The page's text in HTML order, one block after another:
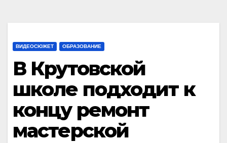
ВИДЕОСЮЖЕТ ОБРАЗОВАНИЕ
В Крутовской
школе подходит к
концу ремонт
мастерской